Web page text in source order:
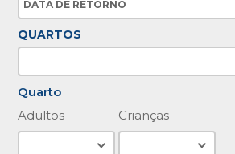
QUARTOS
Quarto
Adultos
Crianças